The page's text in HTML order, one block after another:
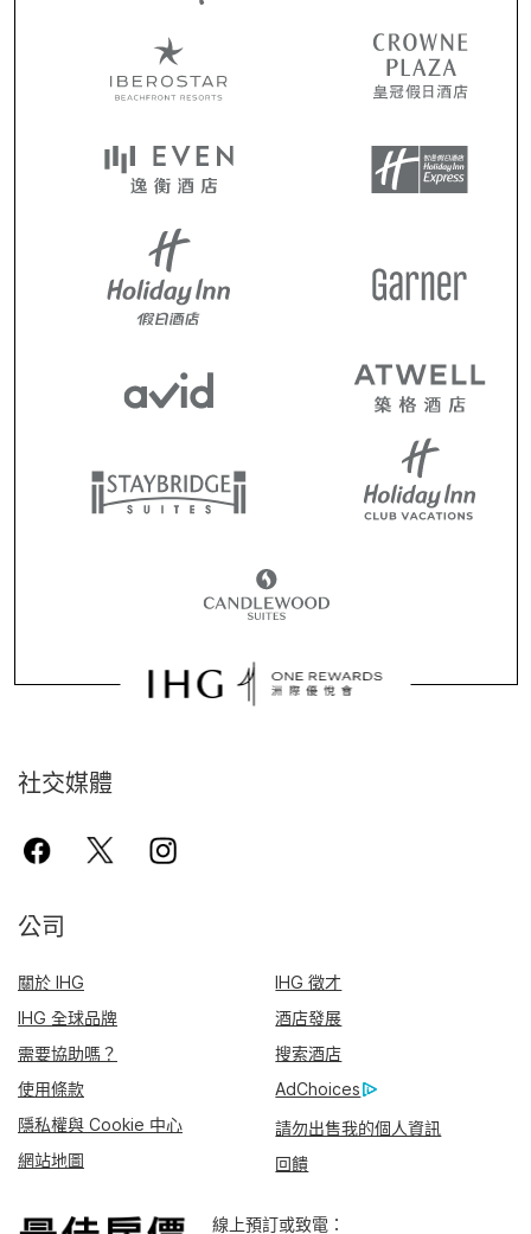
社交媒體
公司
關於 IHG
IHG 徵才
IHG 全球品牌
酒店發展
需要協助嗎？
搜索酒店
使用條款
AdChoices
隱私權與 Cookie 中心
請勿出售我的個人資訊
網站地圖
回饋
線上預訂或致電：